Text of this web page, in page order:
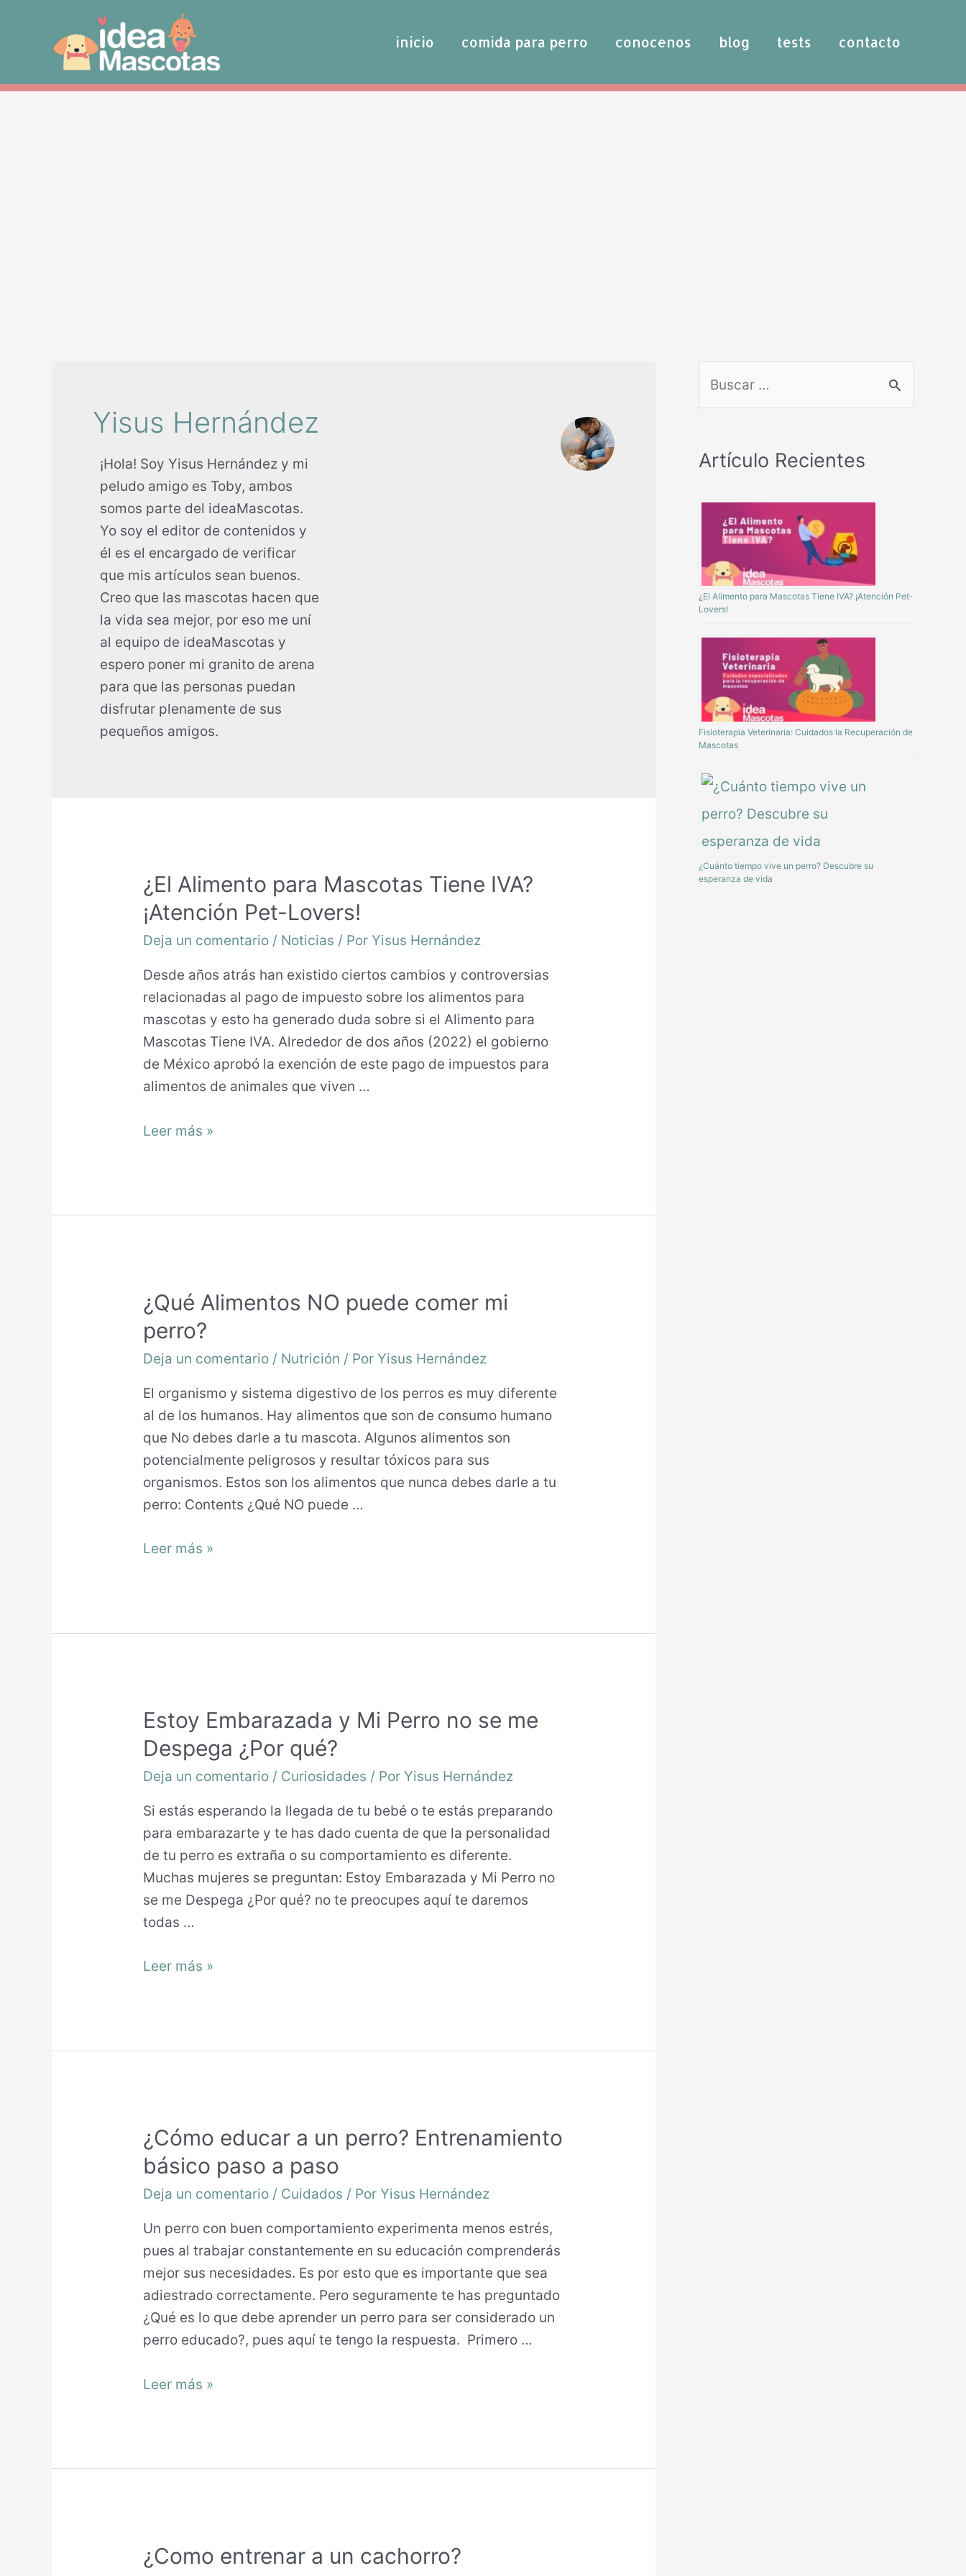
inicio comida para perro conocenos blog tests contacto
Yisus Hernández
¡Hola! Soy Yisus Hernández y mi
peludo amigo es Toby, ambos
somos parte del ideaMascotas.
Yo soy el editor de contenidos y
él es el encargado de verificar
que mis artículos sean buenos.
Creo que las mascotas hacen que
la vida sea mejor, por eso me uní
al equipo de ideaMascotas y
espero poner mi granito de arena
para que las personas puedan
disfrutar plenamente de sus
pequeños amigos.
¿El Alimento para Mascotas Tiene IVA?
¡Atención Pet-Lovers!
Deja un comentario / Noticias / Por Yisus Hernández
Desde años atrás han existido ciertos cambios y controversias
relacionadas al pago de impuesto sobre los alimentos para
mascotas y esto ha generado duda sobre si el Alimento para
Mascotas Tiene IVA. Alrededor de dos años (2022) el gobierno
de México aprobó la exención de este pago de impuestos para
alimentos de animales que viven …
Leer más »
¿Qué Alimentos NO puede comer mi
perro?
Deja un comentario / Nutrición / Por Yisus Hernández
El organismo y sistema digestivo de los perros es muy diferente
al de los humanos. Hay alimentos que son de consumo humano
que No debes darle a tu mascota. Algunos alimentos son
potencialmente peligrosos y resultar tóxicos para sus
organismos. Estos son los alimentos que nunca debes darle a tu
perro: Contents ¿Qué NO puede …
Leer más »
Estoy Embarazada y Mi Perro no se me
Despega ¿Por qué?
Deja un comentario / Curiosidades / Por Yisus Hernández
Si estás esperando la llegada de tu bebé o te estás preparando
para embarazarte y te has dado cuenta de que la personalidad
de tu perro es extraña o su comportamiento es diferente.
Muchas mujeres se preguntan: Estoy Embarazada y Mi Perro no
se me Despega ¿Por qué? no te preocupes aquí te daremos
todas …
Leer más »
¿Cómo educar a un perro? Entrenamiento
básico paso a paso
Deja un comentario / Cuidados / Por Yisus Hernández
Un perro con buen comportamiento experimenta menos estrés,
pues al trabajar constantemente en su educación comprenderás
mejor sus necesidades. Es por esto que es importante que sea
adiestrado correctamente. Pero seguramente te has preguntado
¿Qué es lo que debe aprender un perro para ser considerado un
perro educado?, pues aquí te tengo la respuesta. Primero …
Leer más »
¿Como entrenar a un cachorro?
Artículo Recientes
¿El Alimento para Mascotas Tiene IVA? ¡Atención Pet-
Lovers!
Fisioterapia Veterinaria: Cuidados la Recuperación de
Mascotas
¿Cuánto tiempo vive un perro? Descubre su
esperanza de vida